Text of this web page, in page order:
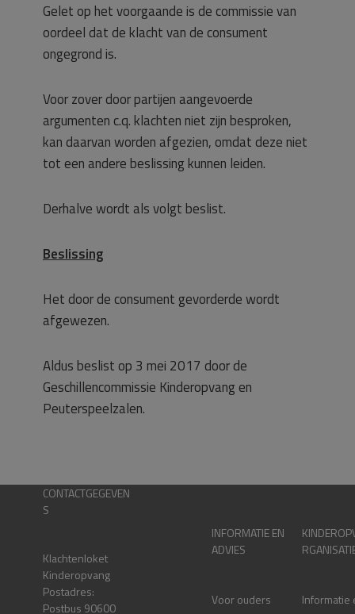
Gelet op het voorgaande is de commissie van
oordeel dat de klacht van de consument
ongegrond is.
Voor zover door partijen aangevoerde
argumenten c.q. klachten niet zijn besproken,
kan daarvan worden afgezien, omdat deze niet
tot een andere beslissing kunnen leiden.
Derhalve wordt als volgt beslist.
Beslissing
Het door de consument gevorderde wordt
afgewezen.
Aldus beslist op 3 mei 2017 door de
Geschillencommissie Kinderopvang en
Peuterspeelzalen.
CONTACTGEGEVEN
S
Klachtenloket
Kinderopvang
Postadres:
Postbus 90600
INFORMATIE EN
ADVIES
Voor ouders
Informatie